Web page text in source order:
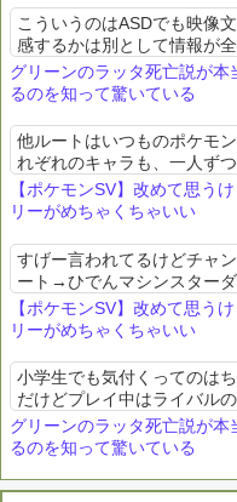
こういうのはASDでも映像
感するかは別として情報が
グリーンのラッタ死亡説が
るのを知って驚いている
他ルートはいつものポケモ
れぞれのキャラも、一人ず
感じに中和されてるのも良
【ポケモンSV】改めて思う
リーがめちゃくちゃいい
すげー言われてるけどチャ
ート→ひでんマシンスター
ケモン要素を新しい形かつ
素晴らしい
【ポケモンSV】改めて思う
リーがめちゃくちゃいい
小学生でも気付くってのは
だけどプレイ中はライバル
なかったぞ
グリーンのラッタ死亡説が
るのを知って驚いている